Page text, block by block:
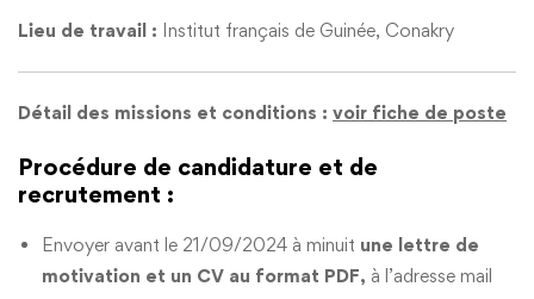
Lieu de travail : Institut français de Guinée, Conakry
Détail des missions et conditions : voir fiche de poste
Procédure de candidature et de
recrutement :
Envoyer avant le 21/09/2024 à minuit une lettre de
motivation et un CV au format PDF, à l’adresse mail